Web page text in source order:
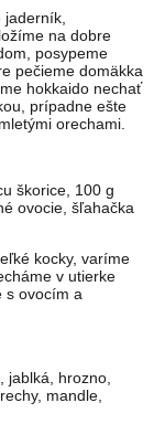
na dobre
posypeme
pečieme domäkka
hokkaido nechať
prípadne ešte
orechami.
škorice, 100 g
ovocie, šľahačka
kocky, varíme
v utierke
s ovocím a
jablká, hrozno,
mandle,